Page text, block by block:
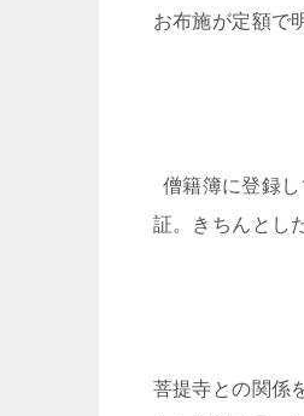
お布施が定額で
僧籍簿に登録
証。きちんとし
菩提寺との関係